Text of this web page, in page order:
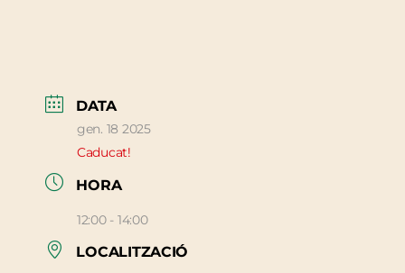
DATA
gen. 18 2025
Caducat!
HORA
12:00 - 14:00
LOCALITZACIÓ